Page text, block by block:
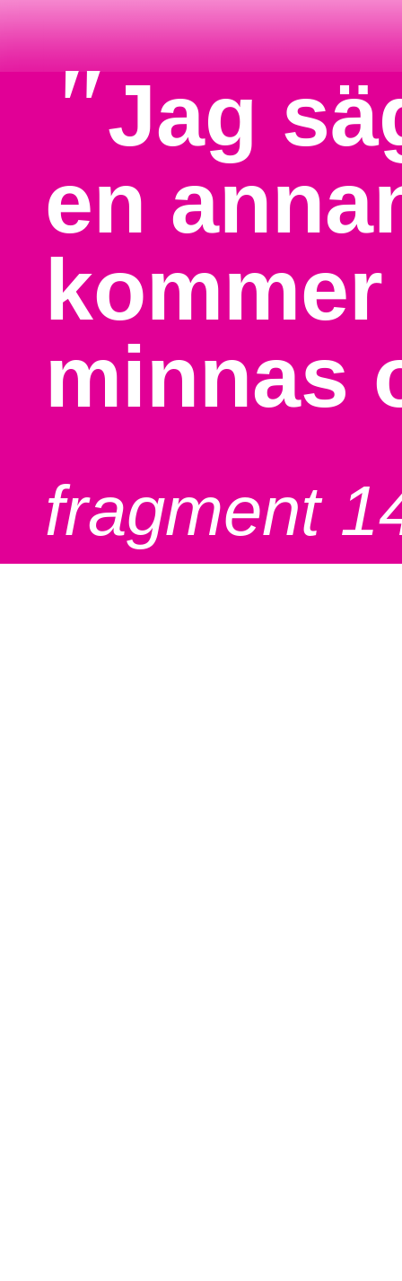
"Jag
en
minnas
fragment